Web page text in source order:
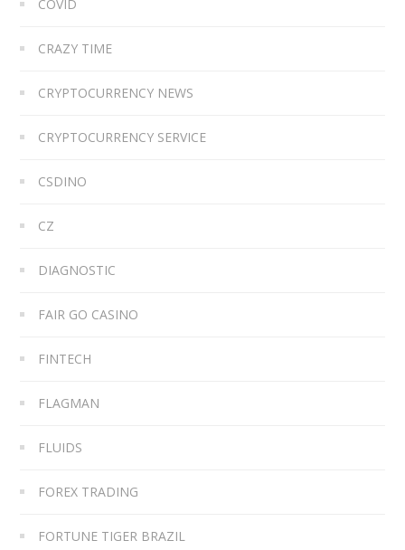
COVID
CRAZY TIME
CRYPTOCURRENCY NEWS
CRYPTOCURRENCY SERVICE
CSDINO
CZ
DIAGNOSTIC
FAIR GO CASINO
FINTECH
FLAGMAN
FLUIDS
FOREX TRADING
FORTUNE TIGER BRAZIL